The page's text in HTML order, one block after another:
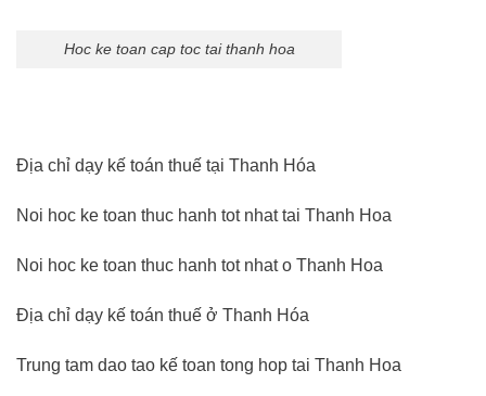
Hoc ke toan cap toc tai thanh hoa
Địa chỉ dạy kế toán thuế tại Thanh Hóa
Noi hoc ke toan thuc hanh tot nhat tai Thanh Hoa
Noi hoc ke toan thuc hanh tot nhat o Thanh Hoa
Địa chỉ dạy kế toán thuế ở Thanh Hóa
Trung tam dao tao kế toan tong hop tai Thanh Hoa